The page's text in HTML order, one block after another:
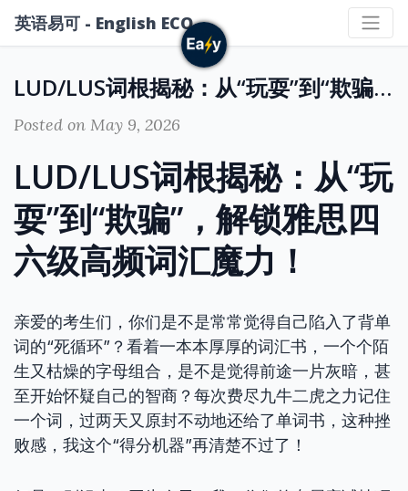
英语易可 - English ECO
LUD/LUS词根揭秘：从“玩耍”到“欺骗”，解锁雅思四六级高频词汇魔力！
Posted on May 9, 2026
LUD/LUS词根揭秘：从“玩
耍”到“欺骗”，解锁雅思四
六级高频词汇魔力！
亲爱的考生们，你们是不是常常觉得自己陷入了背单
词的“死循环”？看着一本本厚厚的词汇书，一个个陌
生又枯燥的字母组合，是不是觉得前途一片灰暗，甚
至开始怀疑自己的智商？每次费尽九牛二虎之力记住
一个词，过两天又原封不动地还给了单词书，这种挫
败感，我这个“得分机器”再清楚不过了！